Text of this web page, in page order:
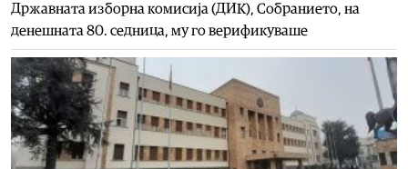
Државната изборна комисија (ДИК), Собранието, на
денешната 80. седница, му го верификуваше